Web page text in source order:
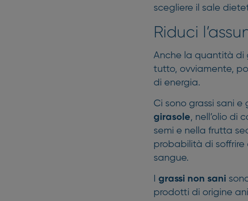
scegliere il sale
Riduci
Anche la quantità di
tutto, ovviamente,
di energia.
Ci sono grassi sani e
girasole, nell’olio di
semi e nella frutta
probabilità di soffrire
sangue.
grassi non sani
prodotti di origine